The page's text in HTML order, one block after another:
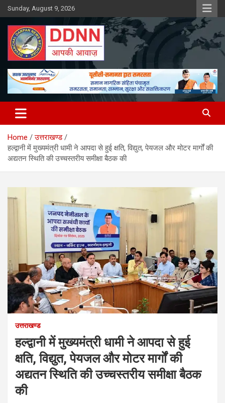
Skip
to
content
Sunday, August 9, 2026
DDNN
Home
उत्तराखण्ड
हल्द्वानी में मुख्यमंत्री धामी ने आपदा से हुई क्षति, विद्युत, पेयजल और मोटर मार्गों की
अद्यतन स्थिति की उच्चस्तरीय समीक्षा बैठक की
उत्तराखण्ड
हल्द्वानी में मुख्यमंत्री धामी ने आपदा से हुई
क्षति, विद्युत, पेयजल और मोटर मार्गों की
अद्यतन स्थिति की उच्चस्तरीय समीक्षा बैठक
की